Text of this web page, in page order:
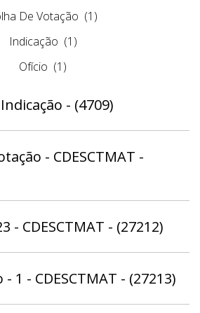
De Votação (1)
Indicação (1)
Ofício (1)
Indicação - (4709)
- CDESCTMAT -
- CDESCTMAT - (27212)
1 - CDESCTMAT - (27213)